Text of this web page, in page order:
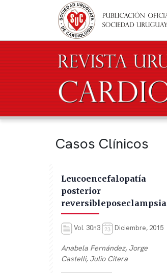
Pasar al contenido principal
Casos Clínicos
Leucoencefalopatía
posterior
reversibleposeclampsia
Vol. 30n3 Diciembre, 2015
Anabela Fernández, Jorge
Castelli, Julio Citera